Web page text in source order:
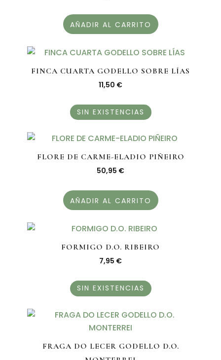
AÑADIR AL CARRITO
FINCA CUARTA GODELLO SOBRE LÍAS
11,50 €
SIN EXISTENCIAS
FLORE DE CARME-ELADIO PIÑEIRO
50,95 €
AÑADIR AL CARRITO
FORMIGO D.O. RIBEIRO
7,95 €
SIN EXISTENCIAS
FRAGA DO LECER GODELLO D.O.